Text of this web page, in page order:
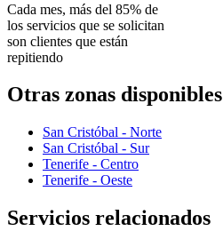
Cada mes, más del 85% de
los servicios que se solicitan
son clientes que están
repitiendo
Otras zonas disponibles
San Cristóbal - Norte
San Cristóbal - Sur
Tenerife - Centro
Tenerife - Oeste
Servicios relacionados